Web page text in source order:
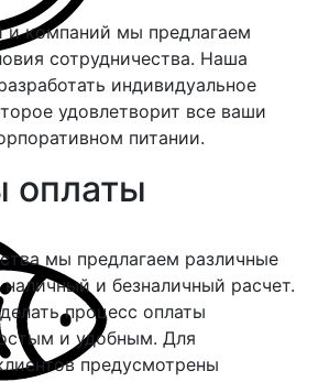
и компаний мы предлагаем
сотрудничества. Наша
индивидуальное
удовлетворит все ваши
питании.
оплаты
мы предлагаем различные
и безналичный расчет.
процесс оплаты
и удобным. Для
предусмотрены